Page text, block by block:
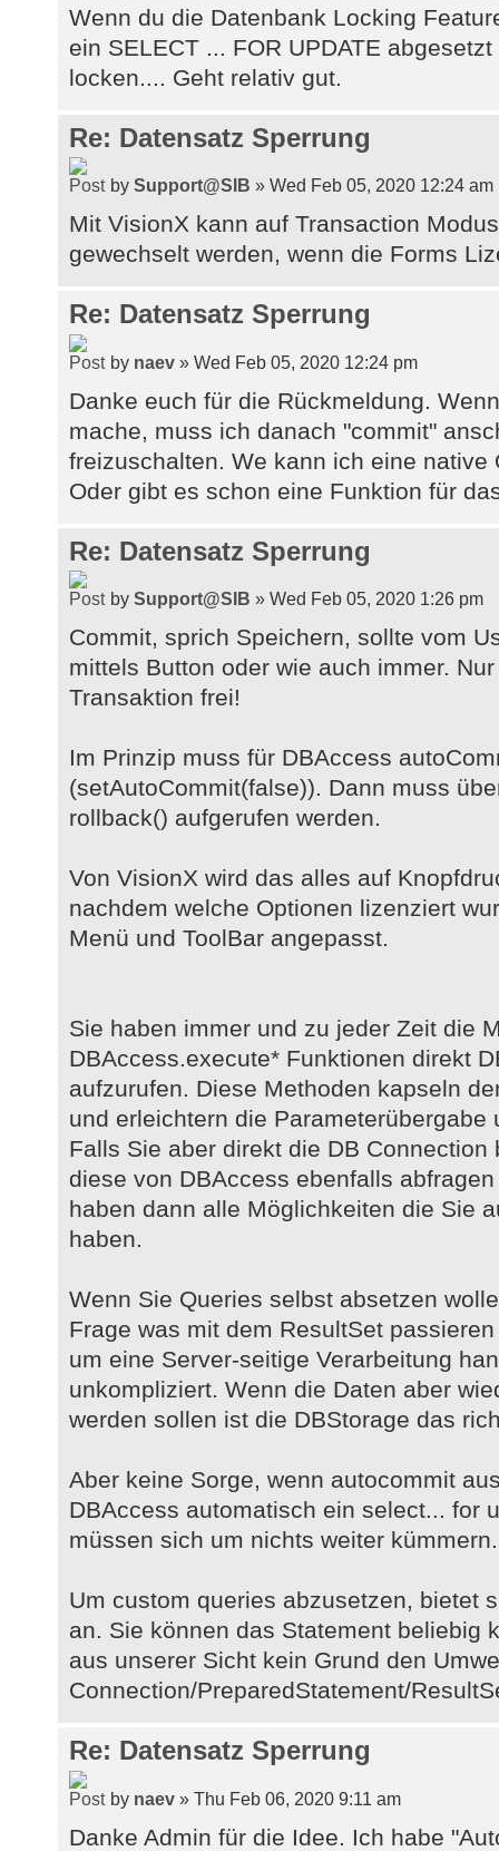
Wenn du die Datenbank Locking
ein SELECT ... FOR UPDATE
locken.... Geht relativ gut.
Re: Datensatz Sperrung
by Support@SIB » Wed Feb 05, 2020 12:24 am
Mit VisionX kann auf Transaction
gewechselt werden, wenn die Forms
Re: Datensatz Sperrung
by naev » Wed Feb 05, 2020 12:24 pm
Danke euch für die Rückmeldung.
mache, muss ich danach "commit"
freizuschalten. We kann ich eine native
Oder gibt es schon eine Funktion für
Re: Datensatz Sperrung
by Support@SIB » Wed Feb 05, 2020 1:26 pm
Commit, sprich Speichern, sollte vom
mittels Button oder wie auch immer.
Transaktion frei!
Im Prinzip muss für DBAccess
(setAutoCommit(false)). Dann muss
rollback() aufgerufen werden.
Von VisionX wird das alles auf
nachdem welche Optionen lizenziert
Menü und ToolBar angepasst.
Sie haben immer und zu jeder Zeit die
DBAccess.execute* Funktionen direkt
aufzurufen. Diese Methoden kapseln
und erleichtern die Parameterübergabe
Falls Sie aber direkt die DB Connection
diese von DBAccess ebenfalls
haben dann alle Möglichkeiten die Sie
haben.
Wenn Sie Queries selbst absetzen
Frage was mit dem ResultSet
um eine Server-seitige Verarbeitung
unkompliziert. Wenn die Daten aber
werden sollen ist die DBStorage das
Aber keine Sorge, wenn autocommit
DBAccess automatisch ein select... for
müssen sich um nichts weiter kümmern.
Um custom queries abzusetzen, bietet
an. Sie können das Statement beliebig
aus unserer Sicht kein Grund den
Connection/PreparedStatement/
Re: Datensatz Sperrung
by naev » Thu Feb 06, 2020 9:11 am
Danke Admin für die Idee. Ich habe